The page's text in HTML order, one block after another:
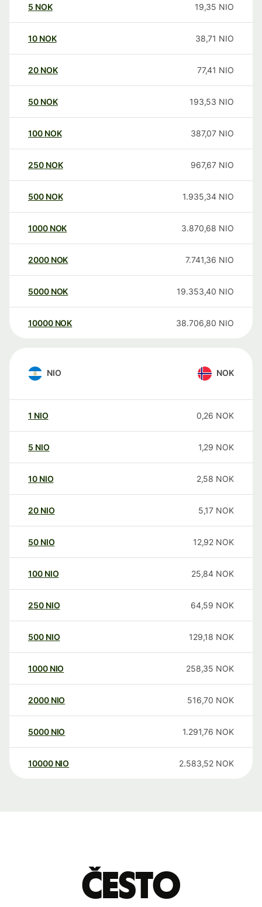
5 NOK 19,35 NIO
10 NOK 38,71 NIO
20 NOK 77,41 NIO
50 NOK 193,53 NIO
100 NOK 387,07 NIO
250 NOK 967,67 NIO
500 NOK 1.935,34 NIO
1000 NOK 3.870,68 NIO
2000 NOK 7.741,36 NIO
5000 NOK 19.353,40 NIO
10000 NOK 38.706,80 NIO
NIO NOK
1 NIO 0,26 NOK
5 NIO 1,29 NOK
10 NIO 2,58 NOK
20 NIO 5,17 NOK
50 NIO 12,92 NOK
100 NIO 25,84 NOK
250 NIO 64,59 NOK
500 NIO 129,18 NOK
1000 NIO 258,35 NOK
2000 NIO 516,70 NOK
5000 NIO 1.291,76 NOK
10000 NIO 2.583,52 NOK
Često